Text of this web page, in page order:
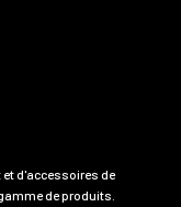
d'accessoires de
de produits.